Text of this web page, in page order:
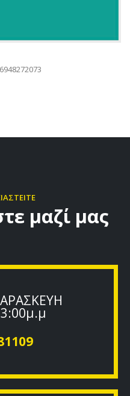
μαζί μας